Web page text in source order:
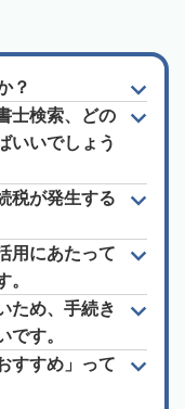
？
士検索、どの
いいでしょう
税が発生する
用にあたって
。
ため、手続き
です。
すすめ」って